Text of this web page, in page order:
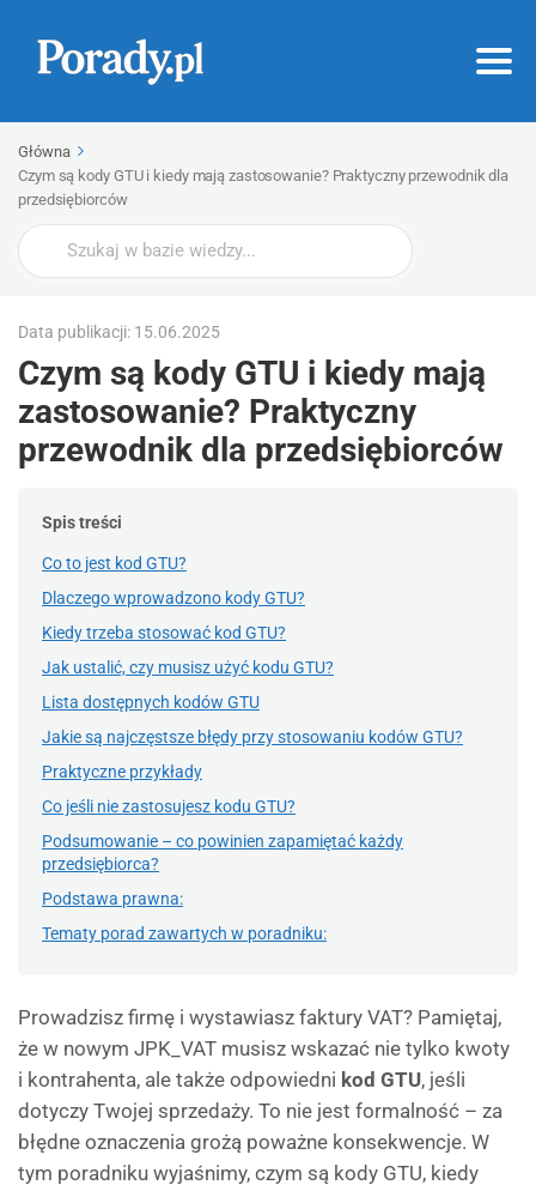
Główna
Czym są kody GTU i kiedy mają zastosowanie? Praktyczny przewodnik dla
przedsiębiorców
Wyszukaj
Data publikacji: 15.06.2025
Czym są kody GTU i kiedy mają
zastosowanie? Praktyczny
przewodnik dla przedsiębiorców
Spis treści
Co to jest kod GTU?
Dlaczego wprowadzono kody GTU?
Kiedy trzeba stosować kod GTU?
Jak ustalić, czy musisz użyć kodu GTU?
Lista dostępnych kodów GTU
Jakie są najczęstsze błędy przy stosowaniu kodów GTU?
Praktyczne przykłady
Co jeśli nie zastosujesz kodu GTU?
Podsumowanie – co powinien zapamiętać każdy
przedsiębiorca?
Podstawa prawna:
Tematy porad zawartych w poradniku:
Prowadzisz firmę i wystawiasz faktury VAT? Pamiętaj,
że w nowym JPK_VAT musisz wskazać nie tylko kwoty
i kontrahenta, ale także odpowiedni kod GTU, jeśli
dotyczy Twojej sprzedaży. To nie jest formalność – za
błędne oznaczenia grożą poważne konsekwencje. W
tym poradniku wyjaśnimy, czym są kody GTU, kiedy